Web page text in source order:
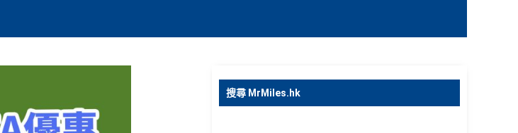
搜尋 MrMiles.hk